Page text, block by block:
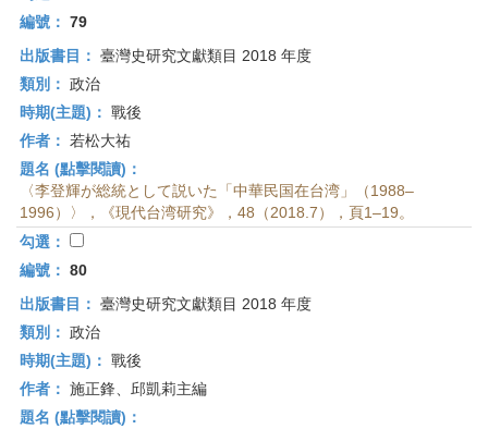
編號： 79
出版書目： 臺灣史研究文獻類目 2018 年度
類別： 政治
時期(主題)： 戰後
作者： 若松大祐
題名 (點擊閱讀)：
〈李登輝が総統として説いた「中華民国在台湾」（1988–
1996）〉，《現代台湾研究》，48（2018.7），頁1–19。
勾選：
編號： 80
出版書目： 臺灣史研究文獻類目 2018 年度
類別： 政治
時期(主題)： 戰後
作者： 施正鋒、邱凱莉主編
題名 (點擊閱讀)：